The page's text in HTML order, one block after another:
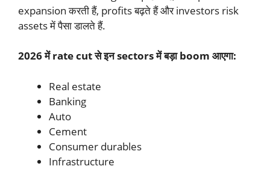
expansion करती हैं, profits बढ़ते हैं और investors risk
assets में पैसा डालते हैं.
2026 में rate cut से इन sectors में बड़ा boom आएगा:
Real estate
Banking
Auto
Cement
Consumer durables
Infrastructure